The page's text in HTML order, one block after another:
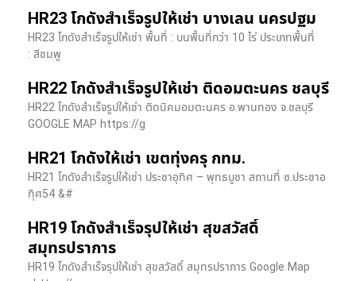
HR23 โกดังสำเร็จรูปให้เช่า บางเลน นครปฐม
HR23 โกดังสำเร็จรูปให้เช่า พื้นที่ : บนพื้นที่กว่า 10 ไร่ ประเภทพื้นที่
: สีชมพู
HR22 โกดังสำเร็จรูปให้เช่า ติดอมตะนคร ชลบุรี
HR22 โกดังสำเร็จรูปให้เช่า ติดนิคมอมตะนคร อ.พานทอง จ.ชลบุรี
GOOGLE MAP https://g
HR21 โกดังให้เช่า เขตทุ่งครุ กทม.
HR21 โกดังสำเร็จรูปให้เช่า ประชาอุทิศ – พุทธบูชา สถานที่ ซ.ประชาอ
ทุิศ54 &#
HR19 โกดังสำเร็จรุปให้เช่า สุขสวัสดิ์
สมุทรปราการ
HR19 โกดังสำเร็จรุปให้เช่า สุขสวัสดิ์ สมุทรปราการ Google Map